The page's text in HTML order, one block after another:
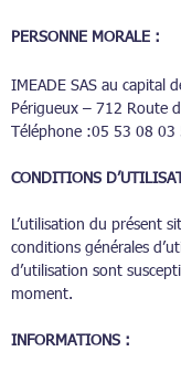
PERSONNE MORALE :
IMEADE SAS au capital
Périgueux – 712 Route
Téléphone :05 53 08
CONDITIONS
L’utilisation du présent
conditions générales
d’utilisation sont
moment.
INFORMATIONS :